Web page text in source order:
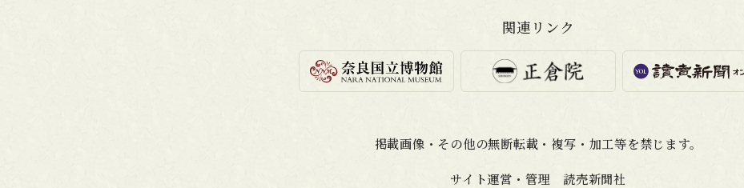
関連リンク
掲載画像・その他の無断転載・複写・加工等を禁じます。
サイト運営・管理 読売新聞社